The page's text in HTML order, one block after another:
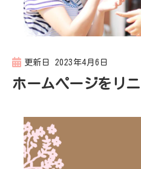
更新日 2023年4月6日
ホームページをリ